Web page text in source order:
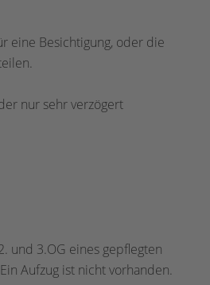
eine Besichtigung, oder die
nur sehr verzögert
und 3.OG eines gepflegten
Aufzug ist nicht vorhanden.